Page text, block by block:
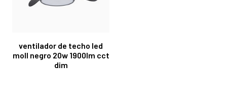
ventilador de techo led
moll negro 20w 1900lm cct
dim